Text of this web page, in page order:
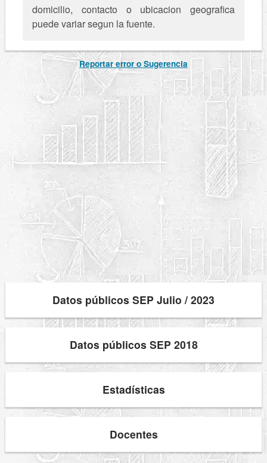
domicilio, contacto o ubicacion geografica
puede variar segun la fuente.
Reportar error o Sugerencia
Datos públicos SEP Julio / 2023
Datos públicos SEP 2018
Estadísticas
Docentes